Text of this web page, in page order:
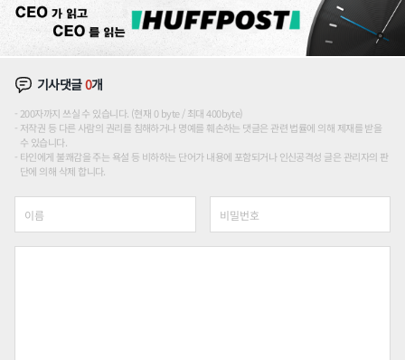
기사댓글0개
200자까지 쓰실 수 있습니다. (현재 0 byte / 최대 400byte)
저작권 등 다른 사람의 권리를 침해하거나 명예를 훼손하는 댓글은 관련 법률에 의해 제재를 받을
수 있습니다.
타인에게 불쾌감을 주는 욕설 등 비하하는 단어가 내용에 포함되거나 인신공격성 글은 관리자의 판
단에 의해 삭제 합니다.